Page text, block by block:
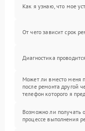
Как я узнаю, что мое
От чего зависит срок
Диагностика
Может ли вместо меня
после ремонта другой
телефон которого я
Возможно ли получать
процессе выполнения